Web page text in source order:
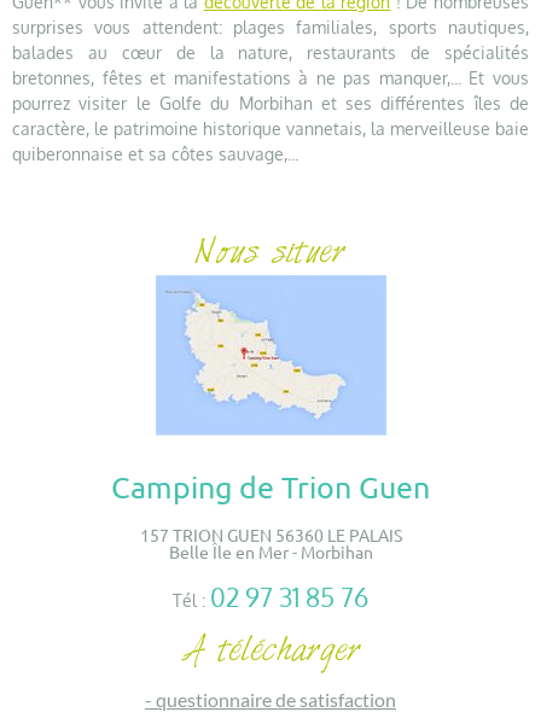
surprises vous attendent: plages familiales, sports nautiques,
balades au cœur de la nature, restaurants de spécialités
bretonnes, fêtes et manifestations à ne pas manquer,... Et vous
pourrez visiter le Golfe du Morbihan et ses différentes îles de
caractère, le patrimoine historique vannetais, la merveilleuse baie
quiberonnaise et sa côtes sauvage,...
Camping de Trion Guen
157 TRION GUEN 56360 LE PALAIS
Belle Île en Mer - Morbihan
Tél : 02 97 31 85 76
- questionnaire de satisfaction